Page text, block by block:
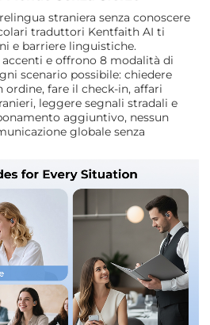
straniera senza conoscere
traduttori Kentfaith AI ti
e barriere linguistiche.
accenti e offrono 8 modalità di
scenario possibile: chiedere
fare il check-in, affari
leggere segnali stradali e
aggiuntivo, nessun
globale senza